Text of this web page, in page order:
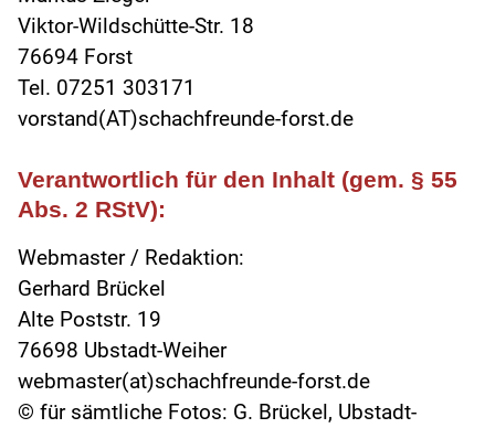
Viktor-Wildschütte-Str. 18
76694 Forst
Tel. 07251 303171
vorstand(AT)schachfreunde-forst.de
Verantwortlich für den Inhalt (gem. § 55
Abs. 2 RStV):
Webmaster / Redaktion:
Gerhard Brückel
Alte Poststr. 19
76698 Ubstadt-Weiher
webmaster(at)schachfreunde-forst.de
© für sämtliche Fotos: G. Brückel, Ubstadt-